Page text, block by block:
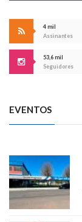
4 mil
Assinantes
53,6 mil
Seguidores
EVENTOS